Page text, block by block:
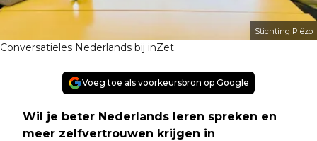
Stichting Piëzo
Conversatieles Nederlands bij inZet.
Voeg toe als voorkeursbron op Google
Wil je beter Nederlands leren spreken en
meer zelfvertrouwen krijgen in